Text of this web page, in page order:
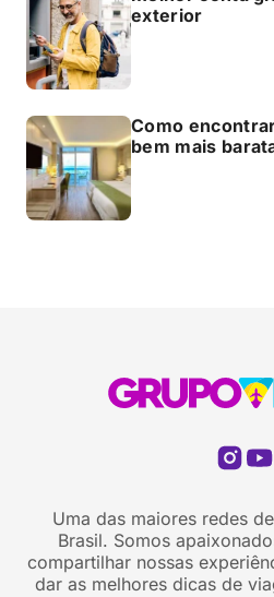
exterior
Como
bem mais
Uma das maiores redes
Brasil. Somos
compartilhar nossas
dar as melhores dicas de